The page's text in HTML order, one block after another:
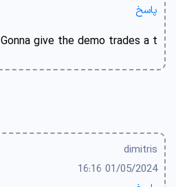
پاسخ
Gonna give the demo trades a t.
dimitris
01/05/2024 16:16